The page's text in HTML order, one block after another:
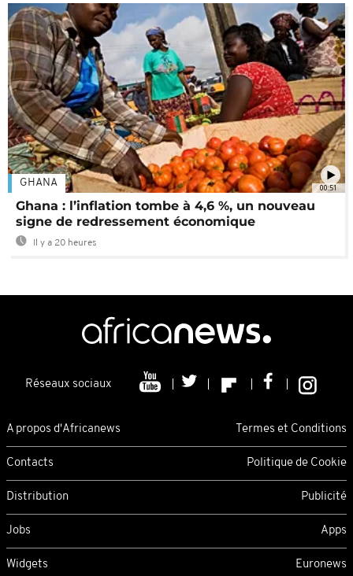
00:51
GHANA
Ghana : l’inflation tombe à 4,6 %, un nouveau
signe de redressement économique
Il y a 20 heures
Réseaux sociaux
A propos d'Africanews Termes et Conditions
Contacts Politique de Cookie
Distribution Publicité
Jobs Apps
Widgets Euronews